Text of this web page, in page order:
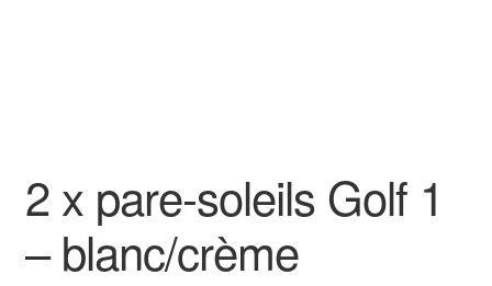
2 x pare-soleils Golf 1
– blanc/crème